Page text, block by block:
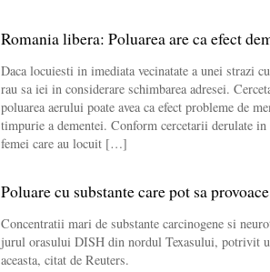
Romania libera: Poluarea are ca efect
Daca locuiesti in imediata vecinatate a unei strazi
rau sa iei in considerare schimbarea adresei.
poluarea aerului poate avea ca efect probleme de
timpurie a dementei. Conform cercetarii derulate in
femei care au locuit […]
Poluare cu substante care pot sa
Concentratii mari de substante carcinogene si
jurul orasului DISH din nordul Texasului, potrivit
aceasta, citat de Reuters.